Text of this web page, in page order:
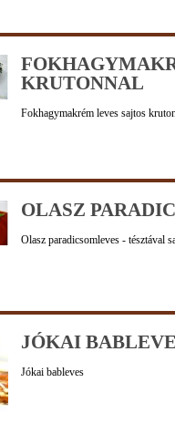
KRUTONNAL
Fokhagymakrém leves sajtos
OLASZ
Olasz paradicsomleves - tésztával
JÓKAI
Jókai bableves